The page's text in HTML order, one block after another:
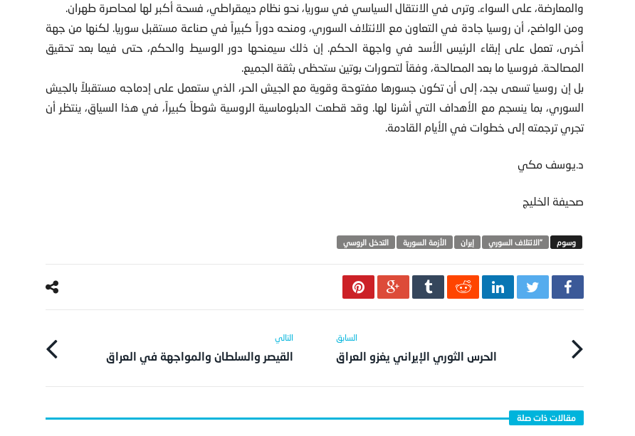
والمعارضة، على السواء. وترى في الانتقال السياسي في سوريا، نحو نظام ديمقراطي، فسحة أكبر لها لمحاصرة طهران.
ومن الواضح، أن روسيا جادة في التعاون مع الائتلاف السوري، ومنحه دوراً كبيراً في صناعة مستقبل سوريا. لكنها من جهة
أخرى، تعمل على إبقاء الرئيس الأسد في واجهة الحكم. إن ذلك سيمنحها دور الوسيط والحكم، حتى فيما بعد تحقيق
المصالحة. فروسيا ما بعد المصالحة، وفقاً لتصورات بوتين ستحظى بثقة الجميع.
بل إن روسيا تسعى بجد، إلى أن تكون جسورها مفتوحة وقوية مع الجيش الحر، الذي ستعمل على إدماجه مستقبلاً بالجيش
السوري، بما ينسجم مع الأهداف التي أشرنا لها. وقد قطعت الدبلوماسية الروسية شوطاً كبيراً، في هذا السياق، ينتظر أن
تجري ترجمته إلى خطوات في الأيام القادمة.
د.يوسف مكي
صحيفة الخليج
“الائتلاف السوري ‫‏إيران الأزمة السورية التدخل الروسي
الحرس الثوري الإيراني يغزو العراق القيصر والسلطان والمواجهة في العراق